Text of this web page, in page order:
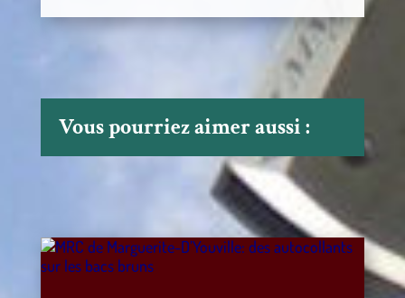
Vous pourriez aimer aussi :